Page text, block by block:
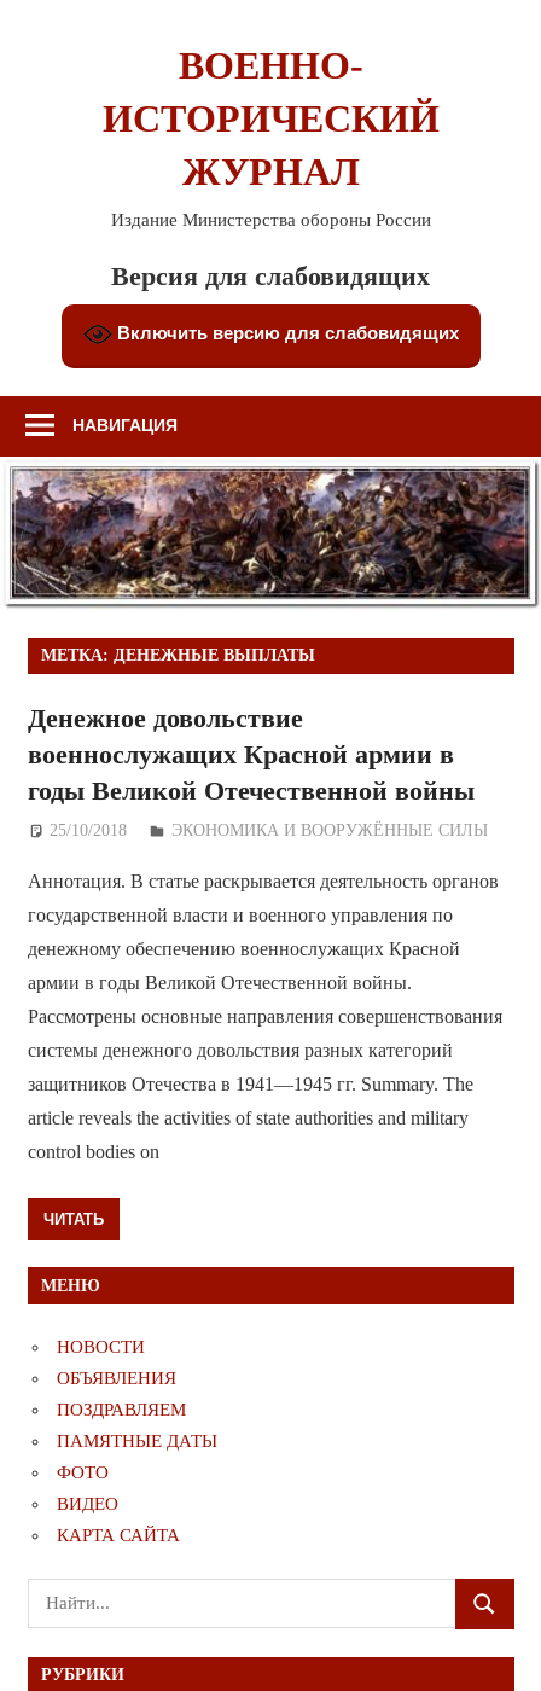
ВОЕННО-
ИСТОРИЧЕСКИЙ
ЖУРНАЛ
Издание Министерства обороны России
Версия для слабовидящих
Включить версию для слабовидящих
НАВИГАЦИЯ
МЕТКА: ДЕНЕЖНЫЕ ВЫПЛАТЫ
Денежное довольствие
военнослужащих Красной армии в
годы Великой Отечественной войны
25/10/2018 Дежурный по Редакции
ЭКОНОМИКА И ВООРУЖЁННЫЕ СИЛЫ
Аннотация. В статье раскрывается деятельность органов
государственной власти и военного управления по
денежному обеспечению военнослужащих Красной
армии в годы Великой Отечественной войны.
Рассмотрены основные направления совершенствования
системы денежного довольствия разных категорий
защитников Отечества в 1941—1945 гг. Summary. The
article reveals the activities of state authorities and military
control bodies on
ЧИТАТЬ
МЕНЮ
НОВОСТИ
ОБЪЯВЛЕНИЯ
ПОЗДРАВЛЯЕМ
ПАМЯТНЫЕ ДАТЫ
ФОТО
ВИДЕО
КАРТА САЙТА
Поиск
для:
ПОИСК
РУБРИКИ